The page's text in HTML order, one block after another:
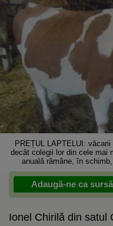
PREȚUL LAPTELUI:
decât colegii lor din cele mai
anuală rămâne, în
Adaugă-ne ca
Ionel Chirilă din satul